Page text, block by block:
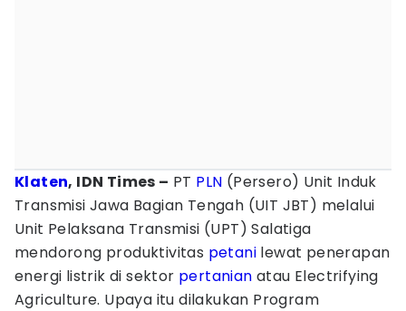
Klaten, IDN Times – PT PLN (Persero) Unit Induk
Transmisi Jawa Bagian Tengah (UIT JBT) melalui
Unit Pelaksana Transmisi (UPT) Salatiga
mendorong produktivitas petani lewat penerapan
energi listrik di sektor pertanian atau Electrifying
Agriculture. Upaya itu dilakukan Program